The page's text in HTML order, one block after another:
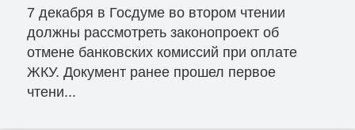
7 декабря в Госдуме во втором чтении
должны рассмотреть законопроект об
отмене банковских комиссий при оплате
ЖКУ. Документ ранее прошел первое
чтени...